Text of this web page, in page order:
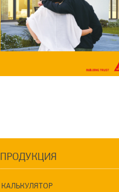
ПРОДУКЦИЯ
КАЛЬКУЛЯТОР